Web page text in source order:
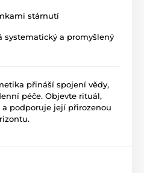
stárnutí
systematický a promyšlený
přináší spojení vědy,
péče. Objevte rituál,
podporuje její přirozenou